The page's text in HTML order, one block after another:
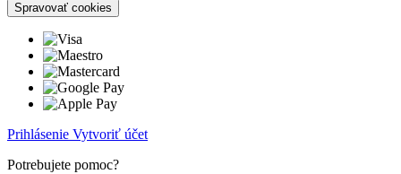
Spravovať cookies
Prihlásenie Vytvoriť účet
Potrebujete pomoc?